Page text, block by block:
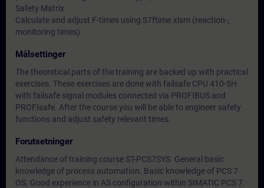
Safety Matrix
Calculate and adjust F-times using S7ftime.xlsm (reaction-,
monitoring times)
Målsettinger
The theoretical parts of the training are backed up with practical
exercises. These exercises are done with failsafe CPU 410-5H
with failsafe signal modules connected via PROFIBUS and
PROFIsafe. After the course you will be able to engineer safety
functions and adjust safety relevant times.
Forutsetninger
Attendance of training course ST-PCS7SYS. General basic
knowledge of process automation. Basic knowledge of PCS 7
OS. Good experience in AS configuration within SIMATIC PCS 7.